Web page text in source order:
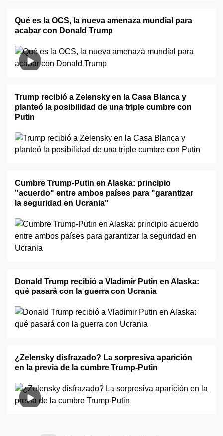
Qué es la OCS, la nueva amenaza mundial para
acabar con Donald Trump
Trump recibió a Zelensky en la Casa Blanca y
planteó la posibilidad de una triple cumbre con
Putin
Cumbre Trump-Putin en Alaska: principio
"acuerdo" entre ambos países para "garantizar
la seguridad en Ucrania"
Donald Trump recibió a Vladimir Putin en Alaska:
qué pasará con la guerra con Ucrania
¿Zelensky disfrazado? La sorpresiva aparición
en la previa de la cumbre Trump-Putin